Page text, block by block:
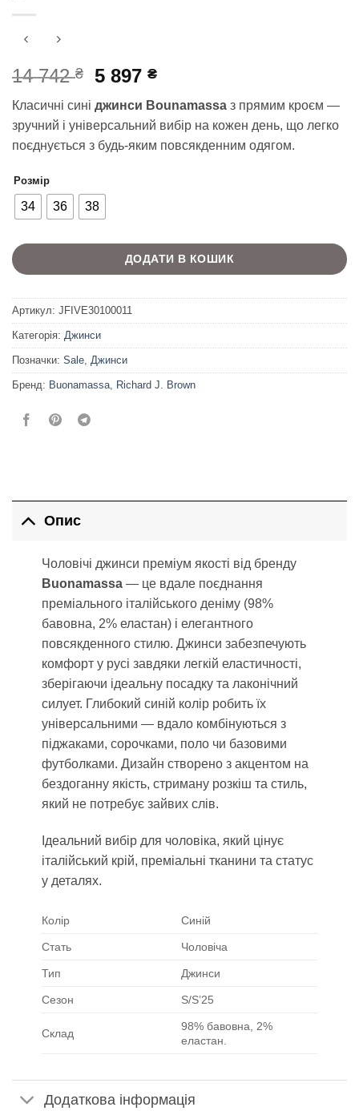
14 742₴
Оригінальна
14
742 ₴.
5 897₴Поточна
5
897 ₴.
Класичні сині джинси Bounamassa з прямим кроєм —
зручний і універсальний вибір на кожен день, що легко
поєднується з будь-яким повсякденним одягом.
Розмір
34 36 38
ДОДАТИ В КОШИК
Артикул: JFIVE30100011
Категорія: Джинси
Позначки: Sale Джинси
Бренд: Buonamassa Richard J. Brown
Опис
Чоловічі джинси преміум якості від бренду
Buonamassa— це вдале поєднання
преміального італійського деніму (98%
бавовна, 2% еластан) і елегантного
повсякденного стилю. Джинси забезпечують
комфорт у русі завдяки легкій еластичності,
зберігаючи ідеальну посадку та лаконічний
силует. Глибокий синій колір робить їх
універсальними — вдало комбінуються з
піджаками, сорочками, поло чи базовими
футболками. Дизайн створено з акцентом на
бездоганну якість, стриману розкіш та стиль,
який не потребує зайвих слів.
Ідеальний вибір для чоловіка, який цінує
італійський крій, преміальні тканини та статус
у деталях.
Колір Синій
Стать Чоловіча
Тип Джинси
Сезон S/S’25
Склад
98% бавовна, 2%
еластан.
Додаткова інформація